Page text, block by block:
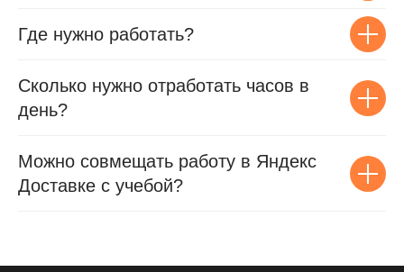
Где нужно работать?
Сколько нужно отработать часов в
день?
Можно совмещать работу в Яндекс
Доставке с учебой?